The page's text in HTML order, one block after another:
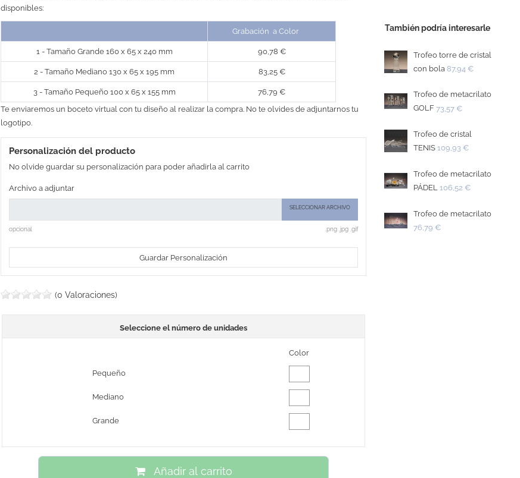
disponibles:
Grabación a Color
1 - Tamaño Grande 160 x 65 x 240 mm 90,78 €
2 - Tamaño Mediano 130 x 65 x 195 mm 83,25 €
3 - Tamaño Pequeño 100 x 65 x 155 mm
76,79 €
Te enviaremos un boceto virtual con tu diseño al realizar la compra. No te olvides de adjuntarnos tu
logotipo.
Personalización del producto
No olvide guardar su personalización para poder añadirla al carrito
Archivo a adjuntar
SELECCIONAR ARCHIVO
opcional .png .jpg .gif
Guardar Personalización
(0 Valoraciones)
Seleccione el número de unidades
Color
Pequeño
Mediano
Grande
Añadir al carrito
También podría interesarle
Trofeo torre de cristal
con bola 87,94 €
Trofeo de metacrilato
GOLF 73,57 €
Trofeo de cristal
TENIS 109,93 €
Trofeo de metacrilato
PÁDEL 106,52 €
Trofeo de metacrilato
76,79 €